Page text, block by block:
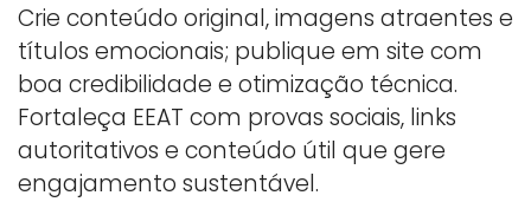
Crie conteúdo original, imagens atraentes e
títulos emocionais; publique em site com
boa credibilidade e otimização técnica.
Fortaleça EEAT com provas sociais, links
autoritativos e conteúdo útil que gere
engajamento sustentável.